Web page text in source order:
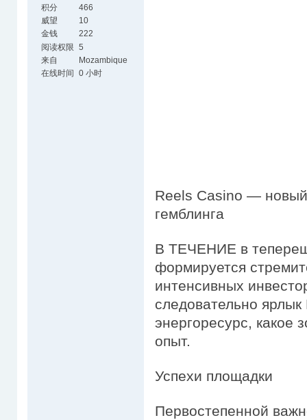
积分
466
威望
10
金钱
222
阅读权限 5
来自
Mozambique
在线时间
0 小时
Reels Casino —
гемблинга
В ТЕЧЕНИЕ в
формируется
интенсивных
следовательно
энергоресурс, какое
опыт.
Успехи площадки
Первостепенной